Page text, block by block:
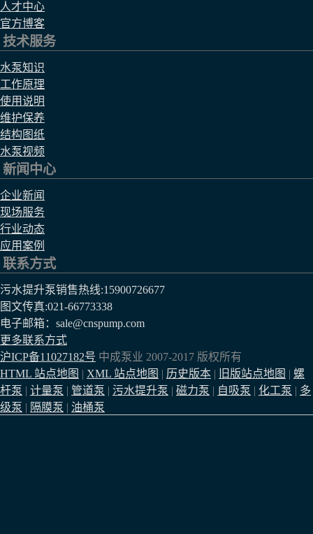
人才中心
官方博客
技术服务
水泵知识
工作原理
使用说明
维护保养
结构图纸
水泵视频
新闻中心
企业新闻
现场服务
行业动态
应用案例
联系方式
污水提升泵销售热线:15900726677
图文传真:021-66773338
电子邮箱：sale@cnspump.com
更多联系方式
沪ICP备11027182号 中成泵业 2007-2017 版权所有
HTML 站点地图 | XML 站点地图 | 历史版本 | 旧版站点地图 | 螺
杆泵 | 计量泵 | 管道泵 | 污水提升泵 | 磁力泵 | 自吸泵 | 化工泵 | 多
级泵 | 隔膜泵 | 油桶泵